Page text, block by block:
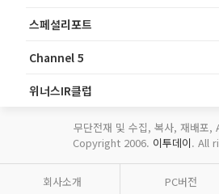
스페셜리포트
Channel 5
위너스IR클럽
무단전재 및 수집, 복사, 재배포,
Copyright 2006. 이투데이. All
회사소개 PC버전